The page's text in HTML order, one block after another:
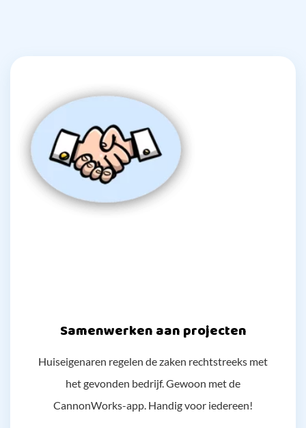
Samenwerken aan projecten
Huiseigenaren regelen de zaken rechtstreeks met
het gevonden bedrijf. Gewoon met de
CannonWorks-app. Handig voor iedereen!